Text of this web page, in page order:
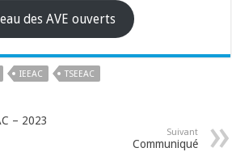
des AVE ouverts
IEEAC TSEEAC
– 2023
Suivant
Communiqué